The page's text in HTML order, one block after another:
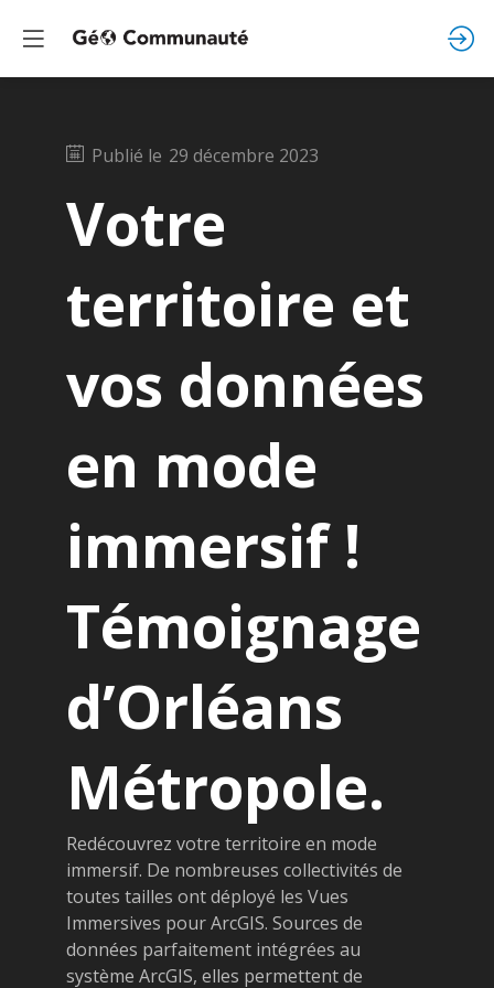
Publié le 29 décembre 2023
Votre
territoire et
vos données
en mode
immersif !
Témoignage
d’Orléans
Métropole.
Redécouvrez votre territoire en mode
immersif. De nombreuses collectivités de
toutes tailles ont déployé les Vues
Immersives pour ArcGIS. Sources de
données parfaitement intégrées au
système ArcGIS, elles permettent de